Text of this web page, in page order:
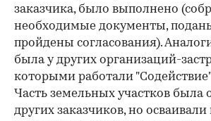
заказчика, было выполнено
необходимые документы,
пройдены согласования).
была у других организаций-
которыми работали "Содействие"
Часть земельных участков была
других заказчиков, но